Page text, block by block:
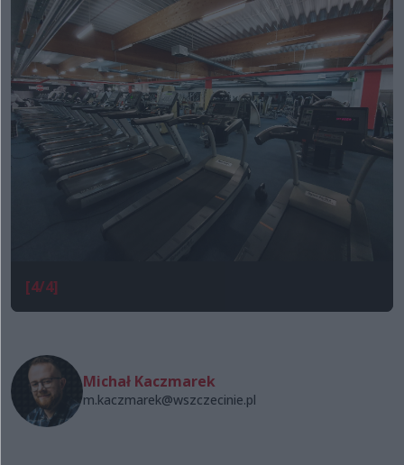
[4/4]
Michał Kaczmarek
m.kaczmarek@wszczecinie.pl